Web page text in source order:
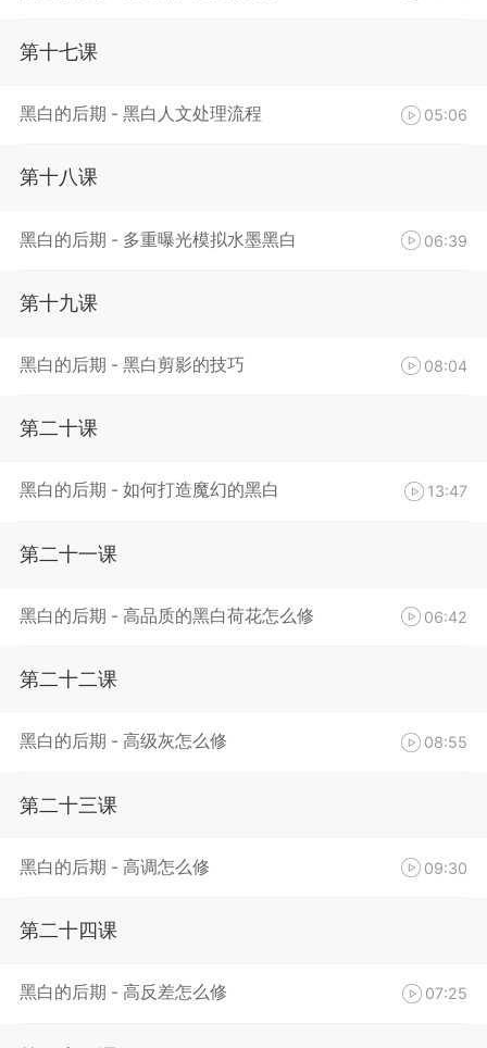
第十七课
黑白的后期 - 黑白人文处理流程 05:06
第十八课
黑白的后期 - 多重曝光模拟水墨黑白 06:39
第十九课
黑白的后期 - 黑白剪影的技巧 08:04
第二十课
黑白的后期 - 如何打造魔幻的黑白 13:47
第二十一课
黑白的后期 - 高品质的黑白荷花怎么修 06:42
第二十二课
黑白的后期 - 高级灰怎么修 08:55
第二十三课
黑白的后期 - 高调怎么修 09:30
第二十四课
黑白的后期 - 高反差怎么修 07:25